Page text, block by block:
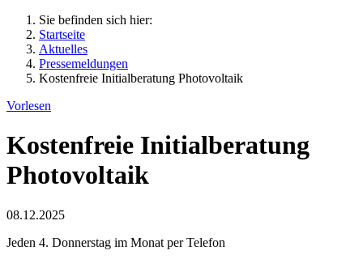
Sie befinden sich hier:
Startseite
Aktuelles
Pressemeldungen
Kostenfreie Initialberatung Photovoltaik
Vorlesen
Kostenfreie Initialberatung
Photovoltaik
08.12.2025
Jeden 4. Donnerstag im Monat per Telefon